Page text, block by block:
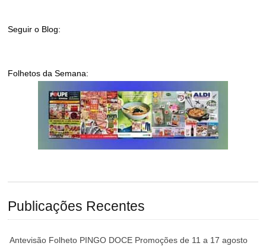
Seguir o Blog:
Folhetos da Semana:
Publicações Recentes
Antevisão Folheto PINGO DOCE Promoções de 11 a 17 agosto